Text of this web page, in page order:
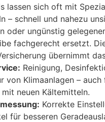
lassen sich oft mit
– schnell und nahezu
oder ungünstig
fachgerecht ersetzt.
übernimmt
Reinigung,
von Klimaanlagen –
mit neuen Kältemitteln.
Korrekte
für besseren